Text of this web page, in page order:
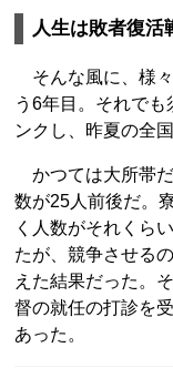
人生は敗者復活
そんな風に、様
う6年目。それで
ンクし、昨夏の全
かつては大所帯
数が25人前後だ。
く人数がそれくら
たが、競争させる
えた結果だった。
督の就任の打診を
あった。